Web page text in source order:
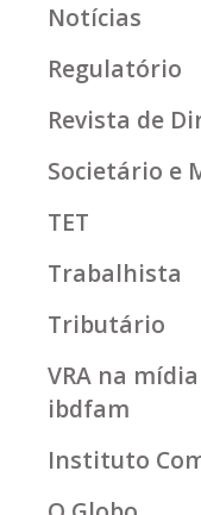
Notícias
Regulatório
Revista de
Societário e
TET
Trabalhista
Tributário
VRA na mídia
ibdfam
Instituto